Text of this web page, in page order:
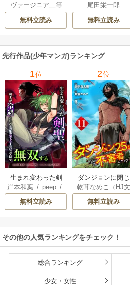
ぶ」
ヴァージニア二等
兵/蝉川夏哉/転
無料立読み
ロ版
尾田栄一郎
無料立読み
先行作品(少年マンガ)ランキング
1位
生まれ変わった剣
聖、剣士が冷遇さ
れる魔術至上主義
の学園で無双する
岸本和葉/ peep/
染野静也 /
/taskey STUDI
無料立読み
2位
ダンジョンに閉じ
込められて25年。
救出されたときに
は立派な不審者に
版】
乾茸なめこ（HJ文
庫／ホビージャパ
ン刊）/御手洗太
無料立読み
その他の人気ランキングをチェック！
総合ランキング
少女・女性